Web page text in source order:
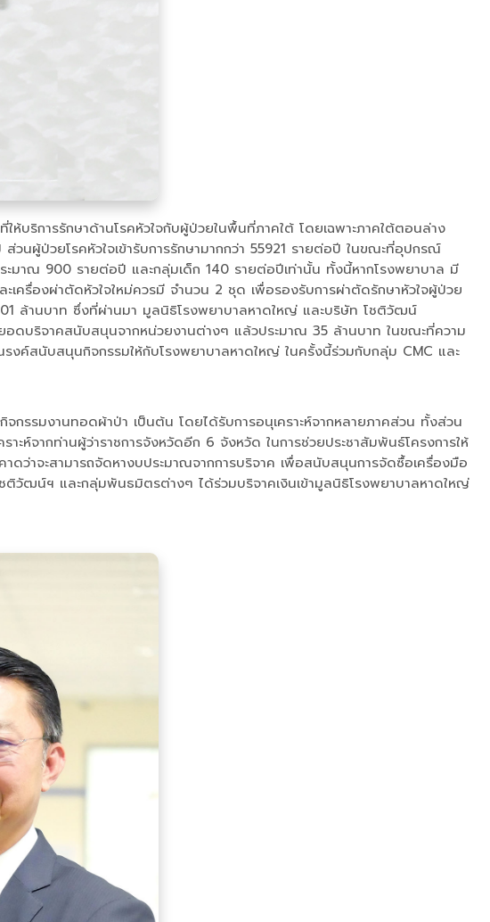
ห้บริการรักษาด้านโรคหัวใจกับผู้ป่วยในพื้นที่ภาคใต้ โดยเฉพาะภาคใต้ตอนล่าง
นผู้ป่วยโรคหัวใจเข้ารับการรักษามากกว่า 55921 รายต่อปี ในขณะที่อุปกรณ์
ะมาณ 900 รายต่อปี และกลุ่มเด็ก 140 รายต่อปีเท่านั้น ทั้งนี้หากโรงพยาบาล มี
เครื่องผ่าตัดหัวใจใหม่ควรมี จำนวน 2 ชุด เพื่อรองรับการผ่าตัดรักษาหัวใจผู้ป่วย
ล้านบาท ซึ่งที่ผ่านมา มูลนิธิโรงพยาบาลหาดใหญ่ และบริษัท โชติวัฒน์
ดบริจาคสนับสนุนจากหน่วยงานต่างๆ แล้วประมาณ 35 ล้านบาท ในขณะที่ความ
งค์สนับสนุนกิจกรรมให้กับโรงพยาบาลหาดใหญ่ ในครั้งนี้ร่วมกับกลุ่ม CMC และ
รรมงานทอดผ้าป่า เป็นต้น โดยได้รับการอนุเคราะห์จากหลายภาคส่วน ทั้งส่วน
จากท่านผู้ว่าราชการจังหวัดอีก 6 จังหวัด ในการช่วยประชาสัมพันธ์โครงการให้
ว่าจะสามารถจัดหางบประมาณจากการบริจาค เพื่อสนับสนุนการจัดซื้อเครื่องมือ
วัฒน์ฯ และกลุ่มพันธมิตรต่างๆ ได้ร่วมบริจาคเงินเข้ามูลนิธิโรงพยาบาลหาดใหญ่